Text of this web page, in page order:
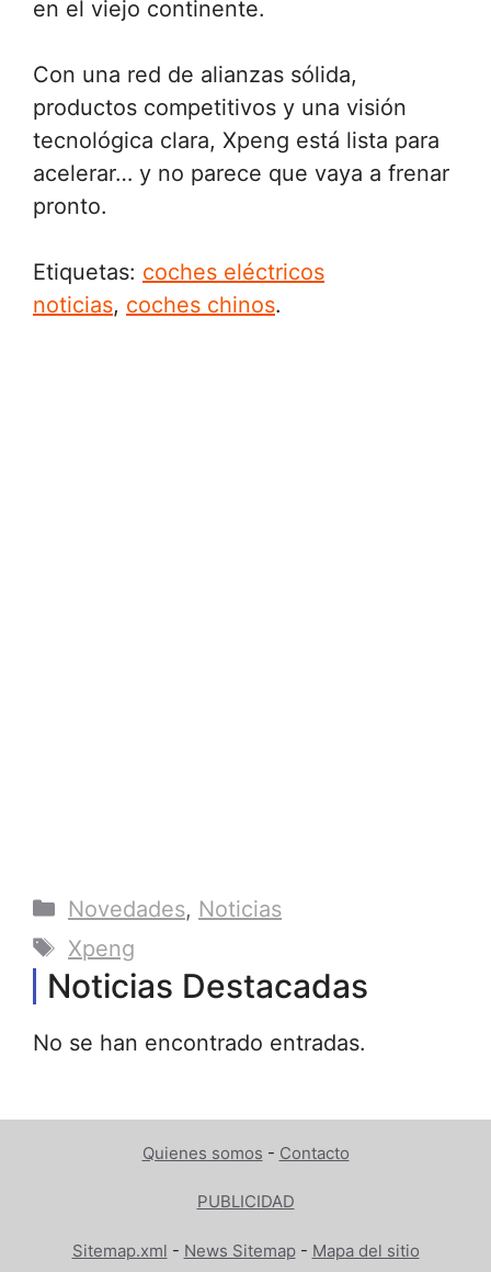
en el viejo continente.
Con una red de alianzas sólida,
productos competitivos y una visión
tecnológica clara, Xpeng está lista para
acelerar… y no parece que vaya a frenar
pronto.
Etiquetas: coches eléctricos
noticias, coches chinos.
Categorías
Novedades, Noticias
Etiquetas
Xpeng
Noticias Destacadas
No se han encontrado entradas.
Quienes somos - Contacto
PUBLICIDAD
Sitemap.xml - News Sitemap- Mapa del sitio